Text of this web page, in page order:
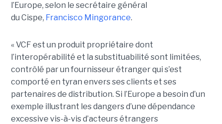
l’Europe, selon le secrétaire général
du Cispe, Francisco Mingorance.
« VCF est un produit propriétaire dont
l’interopérabilité et la substituabilité sont limitées,
contrôlé par un fournisseur étranger qui s’est
comporté en tyran envers ses clients et ses
partenaires de distribution. Si l’Europe a besoin d’un
exemple illustrant les dangers d’une dépendance
excessive vis-à-vis d’acteurs étrangers